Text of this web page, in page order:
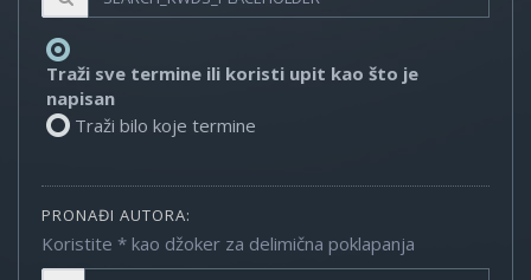
Traži sve termine ili koristi upit kao što je
napisan
Traži bilo koje termine
PRONAĐI AUTORA:
Koristite * kao džoker za delimična poklapanja